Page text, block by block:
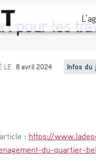
pour les
LE 8 avril 2024 Infos du
: https://
du-quartier-